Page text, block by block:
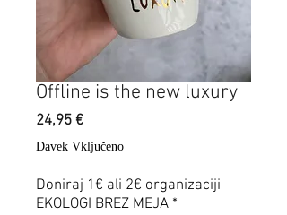
Offline is the new luxury
24,95 €Price
Davek Vključeno
Doniraj 1€ ali 2€ organizaciji
EKOLOGI BREZ MEJA *